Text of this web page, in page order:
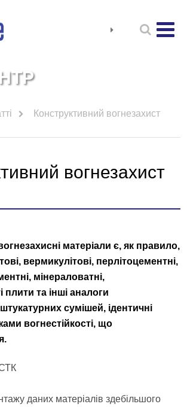
Конструктивний вогнезахист
вогнезахист
матеріали є, як правило,
вермикулітові, перлітоцементні,
мінераловатні,
плити та інші аналоги
сумішей, ідентичні
вогнестійкості, що
даних матеріалів здебільшого